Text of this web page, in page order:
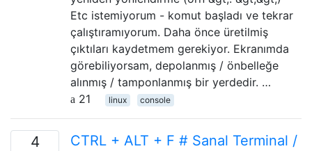
Etc istemiyorum - komut başladı ve tekrar
çalıştıramıyorum. Daha önce üretilmiş
çıktıları kaydetmem gerekiyor. Ekranımda
görebiliyorsam, depolanmış / önbelleğe
alınmış / tamponlanmış bir yerdedir. …
21
linux console
4
CTRL + ALT + F # Sanal Terminal /